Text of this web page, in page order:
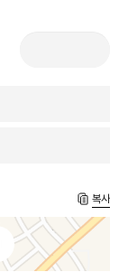
복사